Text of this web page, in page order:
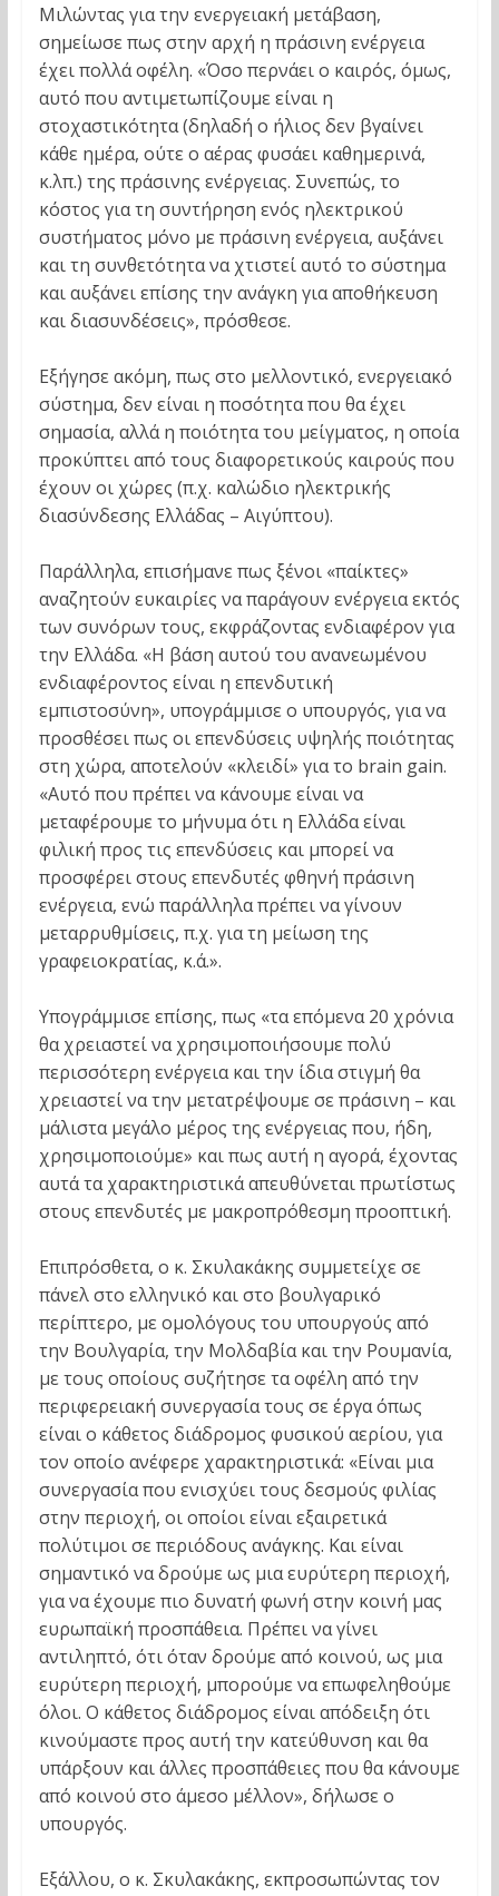
Μιλώντας για την ενεργειακή μετάβαση,
σημείωσε πως στην αρχή η πράσινη ενέργεια
έχει πολλά οφέλη. «Όσο περνάει ο καιρός, όμως,
αυτό που αντιμετωπίζουμε είναι η
στοχαστικότητα (δηλαδή ο ήλιος δεν βγαίνει
κάθε ημέρα, ούτε ο αέρας φυσάει καθημερινά,
κ.λπ.) της πράσινης ενέργειας. Συνεπώς, το
κόστος για τη συντήρηση ενός ηλεκτρικού
συστήματος μόνο με πράσινη ενέργεια, αυξάνει
και τη συνθετότητα να χτιστεί αυτό το σύστημα
και αυξάνει επίσης την ανάγκη για αποθήκευση
και διασυνδέσεις», πρόσθεσε.
Εξήγησε ακόμη, πως στο μελλοντικό, ενεργειακό
σύστημα, δεν είναι η ποσότητα που θα έχει
σημασία, αλλά η ποιότητα του μείγματος, η οποία
προκύπτει από τους διαφορετικούς καιρούς που
έχουν οι χώρες (π.χ. καλώδιο ηλεκτρικής
διασύνδεσης Ελλάδας – Αιγύπτου).
Παράλληλα, επισήμανε πως ξένοι «παίκτες»
αναζητούν ευκαιρίες να παράγουν ενέργεια εκτός
των συνόρων τους, εκφράζοντας ενδιαφέρον για
την Ελλάδα. «Η βάση αυτού του ανανεωμένου
ενδιαφέροντος είναι η επενδυτική
εμπιστοσύνη», υπογράμμισε ο υπουργός, για να
προσθέσει πως οι επενδύσεις υψηλής ποιότητας
στη χώρα, αποτελούν «κλειδί» για το brain gain.
«Αυτό που πρέπει να κάνουμε είναι να
μεταφέρουμε το μήνυμα ότι η Ελλάδα είναι
φιλική προς τις επενδύσεις και μπορεί να
προσφέρει στους επενδυτές φθηνή πράσινη
ενέργεια, ενώ παράλληλα πρέπει να γίνουν
μεταρρυθμίσεις, π.χ. για τη μείωση της
γραφειοκρατίας, κ.ά.».
Υπογράμμισε επίσης, πως «τα επόμενα 20 χρόνια
θα χρειαστεί να χρησιμοποιήσουμε πολύ
περισσότερη ενέργεια και την ίδια στιγμή θα
χρειαστεί να την μετατρέψουμε σε πράσινη – και
μάλιστα μεγάλο μέρος της ενέργειας που, ήδη,
χρησιμοποιούμε» και πως αυτή η αγορά, έχοντας
αυτά τα χαρακτηριστικά απευθύνεται πρωτίστως
στους επενδυτές με μακροπρόθεσμη προοπτική.
Επιπρόσθετα, ο κ. Σκυλακάκης συμμετείχε σε
πάνελ στο ελληνικό και στο βουλγαρικό
περίπτερο, με ομολόγους του υπουργούς από
την Βουλγαρία, την Μολδαβία και την Ρουμανία,
με τους οποίους συζήτησε τα οφέλη από την
περιφερειακή συνεργασία τους σε έργα όπως
είναι ο κάθετος διάδρομος φυσικού αερίου, για
τον οποίο ανέφερε χαρακτηριστικά: «Είναι μια
συνεργασία που ενισχύει τους δεσμούς φιλίας
στην περιοχή, οι οποίοι είναι εξαιρετικά
πολύτιμοι σε περιόδους ανάγκης. Και είναι
σημαντικό να δρούμε ως μια ευρύτερη περιοχή,
για να έχουμε πιο δυνατή φωνή στην κοινή μας
ευρωπαϊκή προσπάθεια. Πρέπει να γίνει
αντιληπτό, ότι όταν δρούμε από κοινού, ως μια
ευρύτερη περιοχή, μπορούμε να επωφεληθούμε
όλοι. Ο κάθετος διάδρομος είναι απόδειξη ότι
κινούμαστε προς αυτή την κατεύθυνση και θα
υπάρξουν και άλλες προσπάθειες που θα κάνουμε
από κοινού στο άμεσο μέλλον», δήλωσε ο
υπουργός.
Εξάλλου, ο κ. Σκυλακάκης, εκπροσωπώντας τον